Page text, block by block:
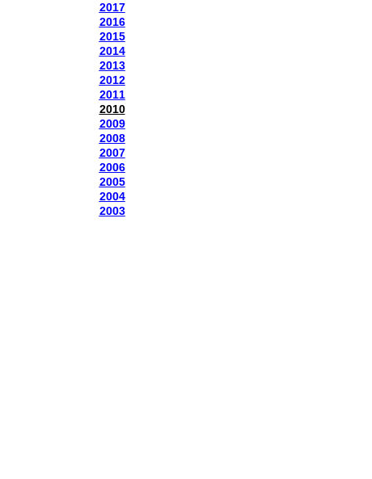
2017
2016
2015
2014
2013
2012
2011
2010
2009
2008
2007
2006
2005
2004
2003